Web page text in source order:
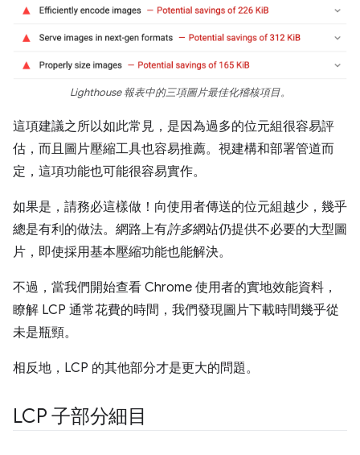
Lighthouse 報表中的三項圖片最佳化稽核項目。
這項建議之所以如此常見，是因為過多的位元組很容易評
估，而且圖片壓縮工具也容易推薦。視建構和部署管道而
定，這項功能也可能很容易實作。
如果是，請務必這樣做！向使用者傳送的位元組越少，幾乎
總是有利的做法。網路上有許多網站仍提供不必要的大型圖
片，即使採用基本壓縮功能也能解決。
不過，當我們開始查看 Chrome 使用者的實地效能資料，
瞭解 LCP 通常花費的時間，我們發現圖片下載時間幾乎從
未是瓶頸。
相反地，LCP 的其他部分才是更大的問題。
LCP 子部分細目